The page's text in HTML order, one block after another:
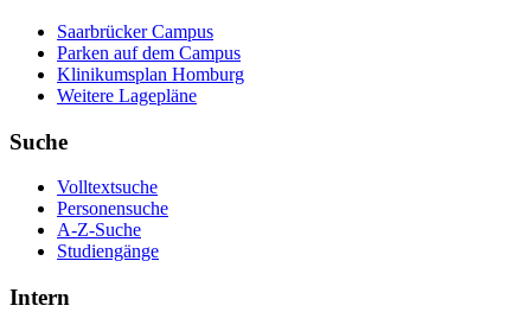
Saarbrücker Campus
Parken auf dem Campus
Klinikumsplan Homburg
Weitere Lagepläne
Suche
Volltextsuche
Personensuche
A-Z-Suche
Studiengänge
Intern